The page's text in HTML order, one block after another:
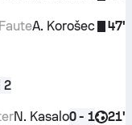
47'
A. Korošec
Faute
2
21'
0 - 1
N. Kasalo